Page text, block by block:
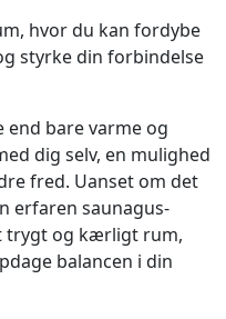
hvor du kan fordybe
styrke din forbindelse
end bare varme og
dig selv, en mulighed
fred. Uanset om det
erfaren saunagus-
trygt og kærligt rum,
balancen i din